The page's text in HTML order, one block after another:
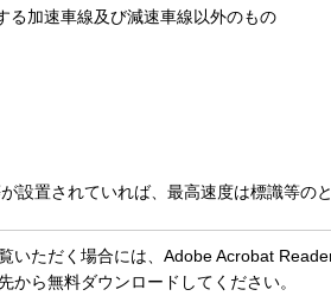
る加速車線及び減速車線以外のもの
設置されていれば、最高速度は標識等の
いただく場合には、Adobe Acrobat
から無料ダウンロードしてください。